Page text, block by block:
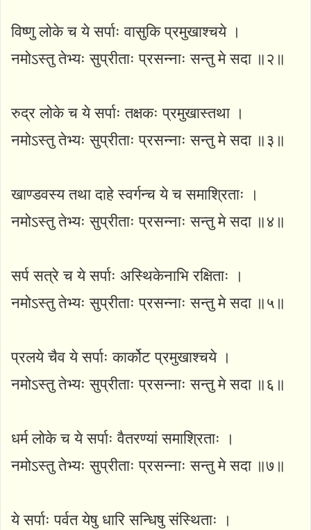
विष्णु लोके च ये सर्पाः वासुकि प्रमुखाश्चये ।
नमोऽस्तु तेभ्यः सुप्रीताः प्रसन्नाः सन्तु मे सदा ॥२॥
रुद्र लोके च ये सर्पाः तक्षकः प्रमुखास्तथा ।
नमोऽस्तु तेभ्यः सुप्रीताः प्रसन्नाः सन्तु मे सदा ॥३॥
खाण्डवस्य तथा दाहे स्वर्गन्च ये च समाश्रिताः ।
नमोऽस्तु तेभ्यः सुप्रीताः प्रसन्नाः सन्तु मे सदा ॥४॥
सर्प सत्रे च ये सर्पाः अस्थिकेनाभि रक्षिताः ।
नमोऽस्तु तेभ्यः सुप्रीताः प्रसन्नाः सन्तु मे सदा ॥५॥
प्रलये चैव ये सर्पाः कार्कोट प्रमुखाश्चये ।
नमोऽस्तु तेभ्यः सुप्रीताः प्रसन्नाः सन्तु मे सदा ॥६॥
धर्म लोके च ये सर्पाः वैतरण्यां समाश्रिताः ।
नमोऽस्तु तेभ्यः सुप्रीताः प्रसन्नाः सन्तु मे सदा ॥७॥
ये सर्पाः पर्वत येषु धारि सन्धिषु संस्थिताः ।